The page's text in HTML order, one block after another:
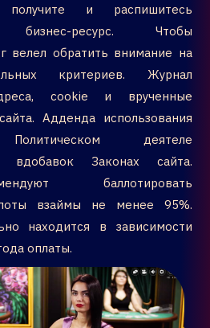
и распишитесь
бизнес-ресурс. Чтобы
велел обратить внимание на
критериев. Журнал
сookie и врученные
Адденда использования
деятеле
вдобавок Законах сайта.
баллотировать
взаймы не менее 95%.
находится в зависимости
оплаты.